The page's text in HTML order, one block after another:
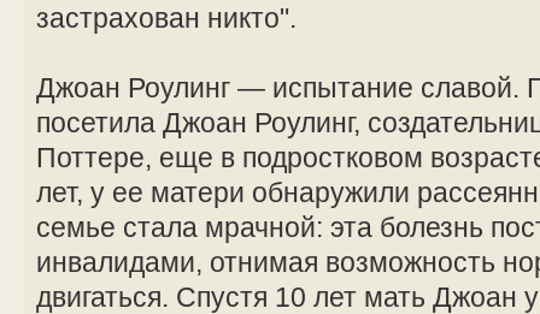
застрахован никто".
Джоан Роулинг — испытание славой.
посетила Джоан Роулинг,
Поттере, еще в подростковом
лет, у ее матери обнаружили
семье стала мрачной: эта болезнь
инвалидами, отнимая возможность
двигаться. Спустя 10 лет мать